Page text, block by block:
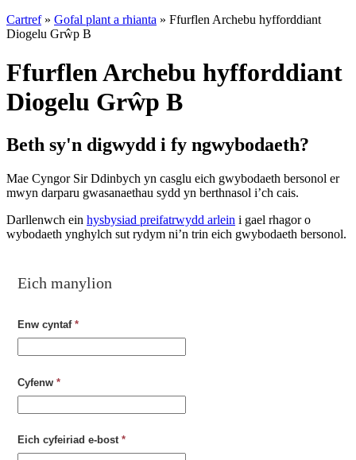
Cartref» Gofal plant a rhianta » Ffurflen Archebu hyfforddiant
Diogelu Grŵp B
Ffurflen Archebu hyfforddiant
Diogelu Grŵp B
Beth sy'n digwydd i fy ngwybodaeth?
Mae Cyngor Sir Ddinbych yn casglu eich gwybodaeth bersonol er
mwyn darparu gwasanaethau sydd yn berthnasol i’ch cais.
Darllenwch ein hysbysiad preifatrwydd arlein i gael rhagor o
wybodaeth ynghylch sut rydym ni’n trin eich gwybodaeth bersonol.
Eich manylion
Enw cyntaf *
Cyfenw *
Eich cyfeiriad e-bost *